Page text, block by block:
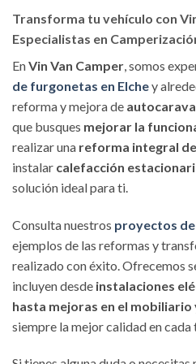
Transforma tu vehículo con
Especialistas en
EnVin Van Camper , somos
de furgonetas en Elchey
reforma y mejora de
que busques mejorar la
realizar una reforma integral
instalar calefacción
solución ideal para ti.
Consulta nuestros proyectos
ejemplos de las reformas y
realizado con éxito. Ofrecemos
incluyen desde instalaciones
hasta mejoras en el mobiliario
siempre la mejor calidad en cada